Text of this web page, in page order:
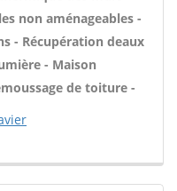
non aménageables -
- Récupération deaux
- Maison
de toiture -